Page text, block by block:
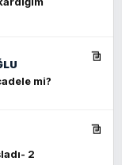
mi?
2